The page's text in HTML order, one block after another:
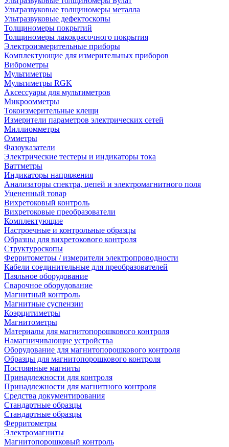
Ультразвуковые толщиномеры металла
Ультразвуковые дефектоскопы
Толщиномеры покрытий
Толщиномеры лакокрасочного покрытия
Электроизмерительные приборы
Комплектующие для измерительных приборов
Виброметры
Мультиметры
Мультиметры RGK
Аксессуары для мультиметров
Микроомметры
Токоизмерительные клещи
Измерители параметров электрических сетей
Миллиомметры
Омметры
Фазоуказатели
Электрические тестеры и индикаторы тока
Ваттметры
Индикаторы напряжения
Анализаторы спектра, цепей и электромагнитного поля
Уцененный товар
Вихретоковый контроль
Вихретоковые преобразователи
Комплектующие
Настроечные и контрольные образцы
Образцы для вихретокового контроля
Структуроскопы
Ферритометры / измерители электропроводности
Кабели соединительные для преобразователей
Паяльное оборудование
Сварочное оборудование
Магнитный контроль
Магнитные суспензии
Коэрцитиметры
Магнитометры
Материалы для магнитопорошкового контроля
Намагничивающие устройства
Оборудование для магнитопорошкового контроля
Образцы для магнитопорошкового контроля
Постоянные магниты
Принадлежности для контроля
Принадлежности для магнитного контроля
Средства документирования
Стандартные образцы
Стандартные образцы
Ферритометры
Электромагниты
Магнитопорошковый контроль